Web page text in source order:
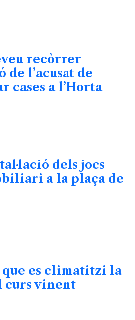
recòrrer
de l’acusat de
cases a l’Horta
dels jocs
a la plaça de
que es climatitzi la
curs vinent